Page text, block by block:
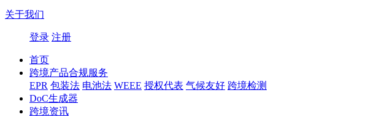
关于我们
登录 注册
首页
跨境产品合规服务
EPR 包装法 电池法 WEEE 授权代表 气候友好 跨境检测
DoC生成器
跨境资讯